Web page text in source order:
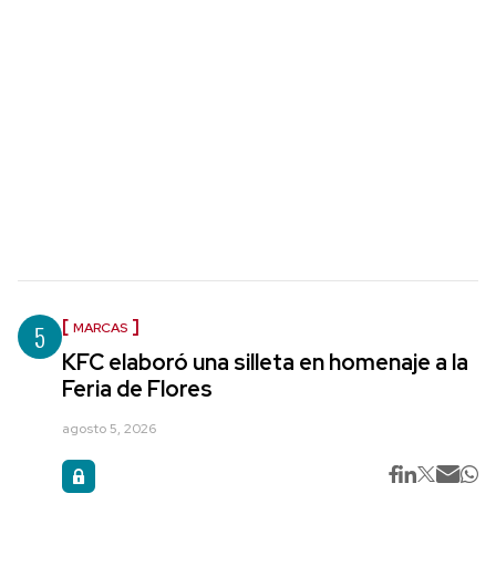
5 MARCAS
KFC elaboró una silleta en homenaje a la
Feria de Flores
agosto 5, 2026